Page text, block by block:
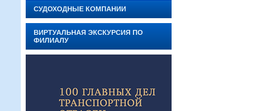
СУДОХОДНЫЕ КОМПАНИИ
ВИРТУАЛЬНАЯ ЭКСКУРСИЯ ПО
ФИЛИАЛУ